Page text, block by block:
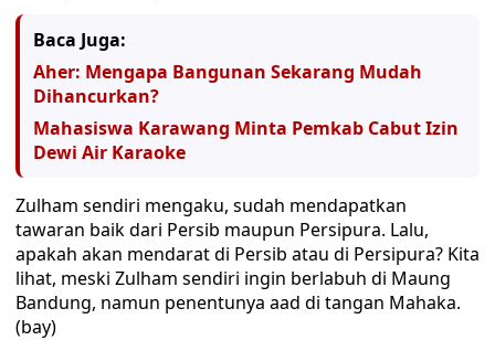
Baca Juga:
Aher: Mengapa Bangunan Sekarang Mudah
Dihancurkan?
Mahasiswa Karawang Minta Pemkab Cabut Izin
Dewi Air Karaoke
Zulham sendiri mengaku, sudah mendapatkan
tawaran baik dari Persib maupun Persipura. Lalu,
apakah akan mendarat di Persib atau di Persipura? Kita
lihat, meski Zulham sendiri ingin berlabuh di Maung
Bandung, namun penentunya aad di tangan Mahaka.
(bay)